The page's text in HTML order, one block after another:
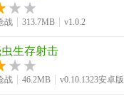
战 313.7MB v1.0.2
生存射击
战 46.2MB v0.10.1323安卓版